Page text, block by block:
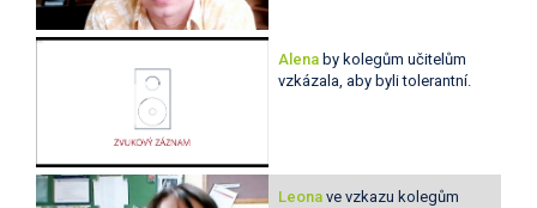
Alena by kolegům učitelům
vzkázala, aby byli tolerantní.
Leona ve vzkazu kolegům